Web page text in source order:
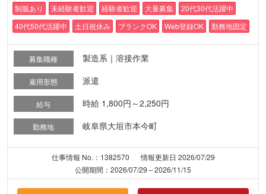
制服あり
未経験者歓迎 経験者歓迎 大量募集
20代30代活躍中
40代50代活躍中
土日祝休み ブランクOK Web登録OK 勤務地固定
募集職種 製造系｜溶接作業
雇用形態 派遣
給与 時給 1,800円～2,250円
勤務地 岐阜県大垣市本今町
仕事情報 No.：1382570
情報更新日 2026/07/29
公開期間：2026/07/29～2026/11/15